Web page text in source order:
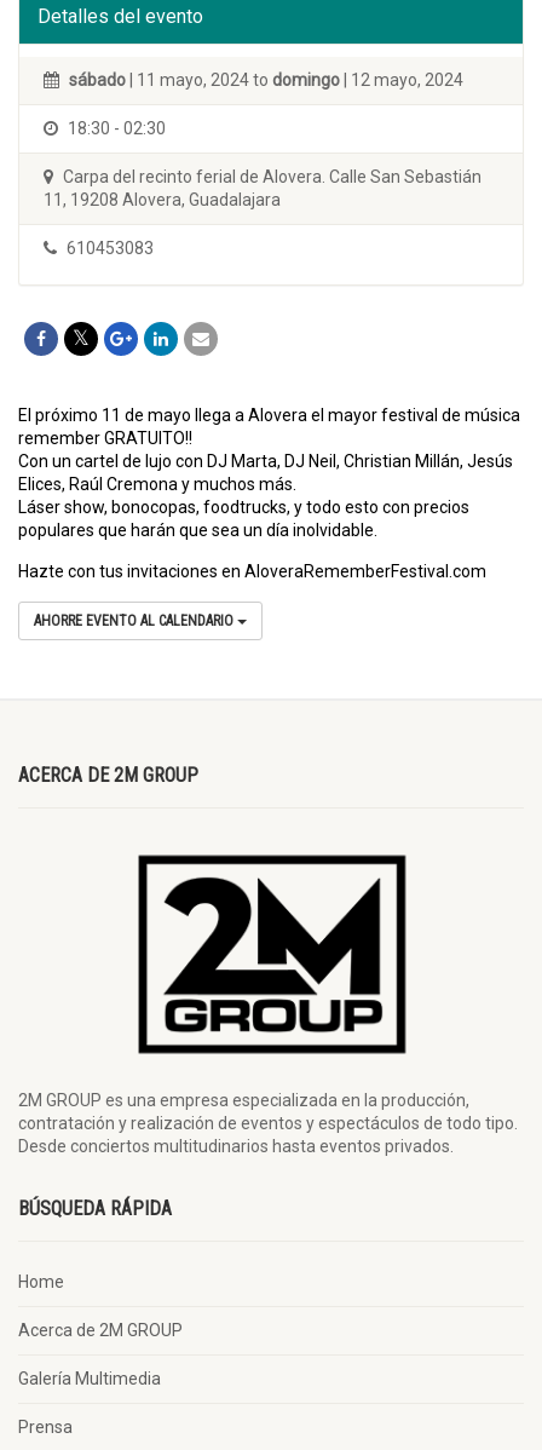
Detalles del evento
sábado | 11 mayo, 2024 to domingo | 12 mayo, 2024
18:30 - 02:30
Carpa del recinto ferial de Alovera. Calle San Sebastián
11, 19208 Alovera, Guadalajara
610453083
El próximo 11 de mayo llega a Alovera el mayor festival de música
remember GRATUITO!!
Con un cartel de lujo con DJ Marta, DJ Neil, Christian Millán, Jesús
Elices, Raúl Cremona y muchos más.
Láser show, bonocopas, foodtrucks, y todo esto con precios
populares que harán que sea un día inolvidable.
Hazte con tus invitaciones en AloveraRememberFestival.com
AHORRE EVENTO AL CALENDARIO
ACERCA DE 2M GROUP
2M GROUP es una empresa especializada en la producción,
contratación y realización de eventos y espectáculos de todo tipo.
Desde conciertos multitudinarios hasta eventos privados.
BÚSQUEDA RÁPIDA
Home
Acerca de 2M GROUP
Galería Multimedia
Prensa